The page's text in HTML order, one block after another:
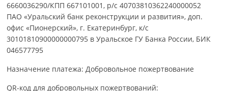
6660036290/КПП 667101001, р/с 40703810362240000052
ПАО «Уральский банк реконструкции и развития», доп.
офис «Пионерский», г. Екатеринбург, к/с
30101810900000000795 в Уральское ГУ Банка России, БИК
046577795
Назначение платежа: Добровольное пожертвование
QR-код для добровольных пожертвований: